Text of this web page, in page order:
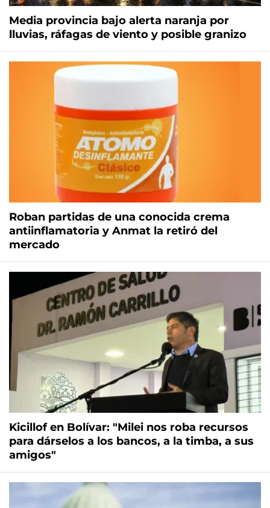
Media provincia bajo alerta naranja por
lluvias, ráfagas de viento y posible granizo
Roban partidas de una conocida crema
antiinflamatoria y Anmat la retiró del
mercado
Kicillof en Bolívar: "Milei nos roba recursos
para dárselos a los bancos, a la timba, a sus
amigos"